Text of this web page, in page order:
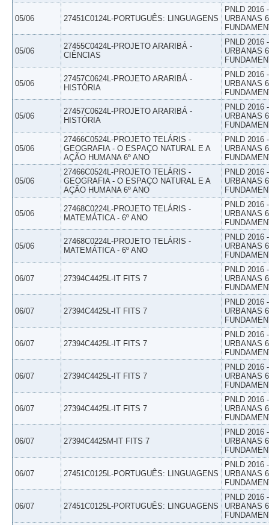
05/06 27451C0124L-PORTUGUÊS: LINGUAGENS
PNLD 2016
URBANAS
05/06
27455C0424L-PROJETO ARARIBÁ -
CIÊNCIAS
PNLD 2016
URBANAS
05/06
27457C0624L-PROJETO ARARIBÁ -
HISTÓRIA
PNLD 2016
URBANAS
05/06
27457C0624L-PROJETO ARARIBÁ -
HISTÓRIA
PNLD 2016
URBANAS
05/06
27466C0524L-PROJETO TELÁRIS -
GEOGRAFIA - O ESPAÇO NATURAL E A
AÇÃO HUMANA 6º ANO
PNLD 2016
URBANAS
05/06
27466C0524L-PROJETO TELÁRIS -
GEOGRAFIA - O ESPAÇO NATURAL E A
AÇÃO HUMANA 6º ANO
PNLD 2016
URBANAS
05/06
27468C0224L-PROJETO TELÁRIS -
MATEMÁTICA - 6º ANO
PNLD 2016
URBANAS
05/06
27468C0224L-PROJETO TELÁRIS -
MATEMÁTICA - 6º ANO
PNLD 2016
URBANAS
06/07 27394C4425L-IT FITS 7
PNLD 2016
URBANAS
06/07 27394C4425L-IT FITS 7
PNLD 2016
URBANAS
06/07 27394C4425L-IT FITS 7
PNLD 2016
URBANAS
06/07 27394C4425L-IT FITS 7
PNLD 2016
URBANAS
06/07 27394C4425L-IT FITS 7
PNLD 2016
URBANAS
06/07 27394C4425M-IT FITS 7
PNLD 2016
URBANAS
06/07 27451C0125L-PORTUGUÊS: LINGUAGENS
PNLD 2016
URBANAS
06/07 27451C0125L-PORTUGUÊS: LINGUAGENS
PNLD 2016
URBANAS